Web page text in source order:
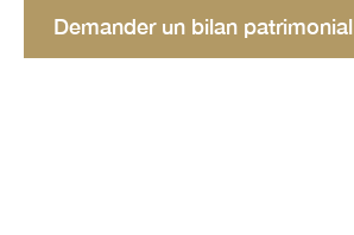
Demander un bilan patrimonial